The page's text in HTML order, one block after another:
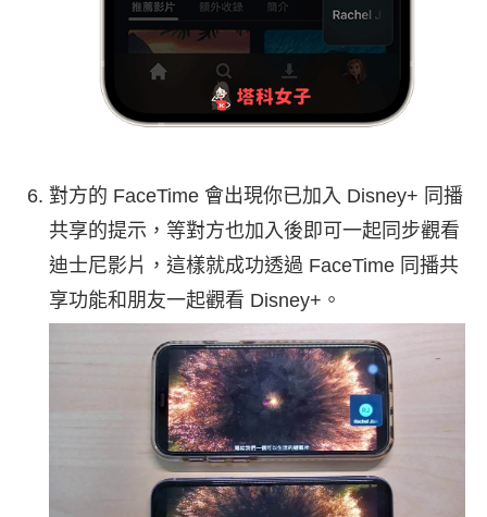
對方的 FaceTime 會出現你已加入 Disney+ 同播
共享的提示，等對方也加入後即可一起同步觀看
迪士尼影片，這樣就成功透過 FaceTime 同播共
享功能和朋友一起觀看 Disney+。